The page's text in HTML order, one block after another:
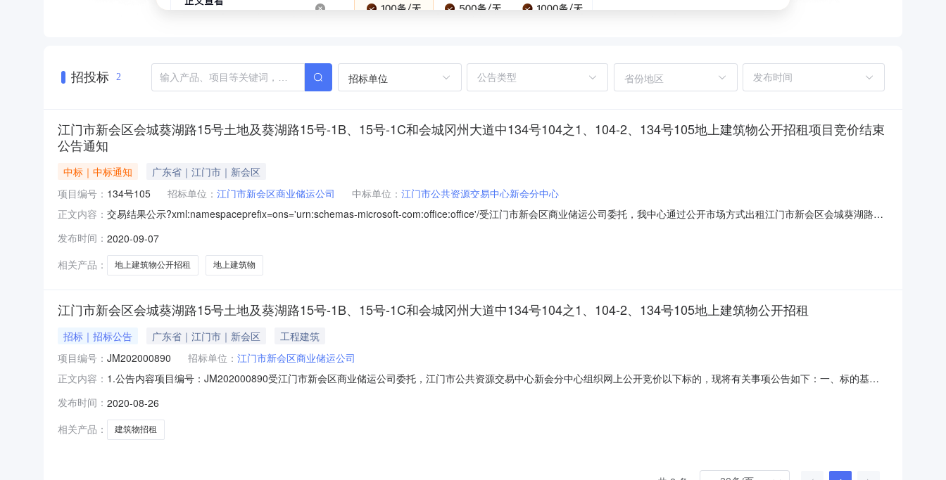
招投标 2 招标单位 省份地区
江门市新会区会城葵湖路15号土地及葵湖路15号-1B、15号-1C和会城冈州大道中134号104之1、104-2、134号105地上建筑物公开招租项目竞价结束
公告通知
中标｜中标通知
广东省｜江门市｜新会区
项目编号： 134号105 招标单位： 江门市新会区商业储运公司 中标单位： 江门市公共资源交易中心新会分中心
正文内容： 交易结果公示?xml:namespaceprefix=ons='urn:schemas-microsoft-com:office:office'/受江门市新会区商业储运公司委托，我中心通过公开市场方式出租江门市新会区会城葵湖路15
价活动，交易结果如下：序号标的编号标的名称挂牌价成交价竞价结果竞得人号牌1JM204624江
发布时间： 2020-09-07
相关产品：
地上建筑物公开招租 地上建筑物
江门市新会区会城葵湖路15号土地及葵湖路15号-1B、15号-1C和会城冈州大道中134号104之1、104-2、134号105地上建筑物公开招租
招标｜招标公告 广东省｜江门市｜新会区
工程建筑
项目编号： JM202000890 招标单位： 江门市新会区商业储运公司
正文内容： 1.公告内容项目编号：JM202000890受江门市新会区商业储运公司委托，江门市公共资源交易中心新会分中心组织网上公开竞价以下标的，现将有关事项公告如下：一、标的基本
2、134号105地上建筑物9800元/月30000元2020-09-0410:00:002020-09-0710:00:00查看二、意向竞买人可在江门市公共资源交易中心交
发布时间： 2020-08-26
相关产品：
建筑物招租